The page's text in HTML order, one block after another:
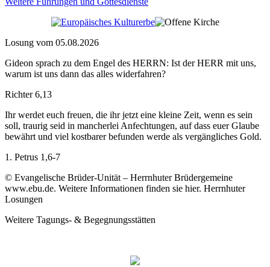
Losung vom 05.08.2026
Gideon sprach zu dem Engel des HERRN: Ist der HERR mit uns,
warum ist uns dann das alles widerfahren?
Richter 6,13
Ihr werdet euch freuen, die ihr jetzt eine kleine Zeit, wenn es sein
soll, traurig seid in mancherlei Anfechtungen, auf dass euer Glaube
bewährt und viel kostbarer befunden werde als vergängliches Gold.
1. Petrus 1,6-7
© Evangelische Brüder-Unität – Herrnhuter Brüdergemeine
www.ebu.de. Weitere Informationen finden sie hier. Herrnhuter
Losungen
Weitere Tagungs- & Begegnungsstätten